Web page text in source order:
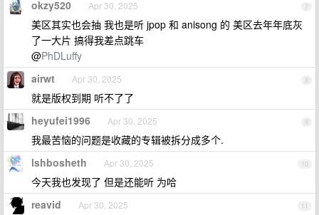
7
okzy520 Apr 30, 2025
美区其实也会抽 我也是听 jpop 和 anisong 的 美区去年年底灰
了一大片 搞得我差点跳车
@PhDLuffy
8
airwt Apr 30, 2025
就是版权到期 听不了了
9
heyufei1996 Apr 30, 2025
我最苦恼的问题是收藏的专辑被拆分成多个.
10
lshbosheth Apr 30, 2025
今天我也发现了 但是还能听 为哈
11
reavid Apr 30, 2025